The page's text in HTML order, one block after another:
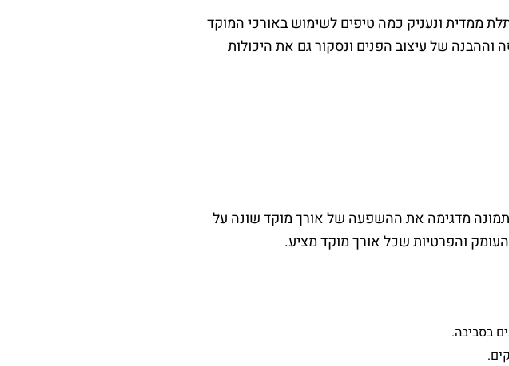
ממדית ונעניק כמה טיפים לשימוש באורכי המוקד
וההבנה של עיצוב הפנים ונסקור גם את היכולות
תמונה מדגימה את ההשפעה של אורך מוקד שונה על
והפרטיות שכל אורך מוקד מציע.
בסביבה.